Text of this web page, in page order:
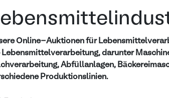
Online-Auktionen für
Lebensmittelverarbeitung, darunter
Abfüllanlagen,
Produktionslinien.